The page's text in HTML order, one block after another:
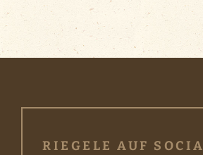
RIEGELE AUF